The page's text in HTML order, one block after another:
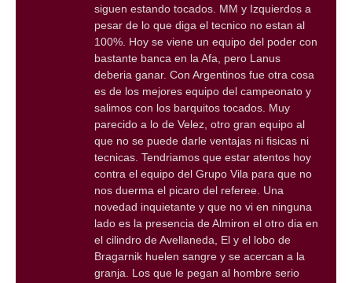
siguen estando tocados. MM y Izquierdos a
pesar de lo que diga el tecnico no estan al
100%. Hoy se viene un equipo del poder con
bastante banca en la Afa, pero Lanus
deberia ganar. Con Argentinos fue otra cosa
es de los mejores equipo del campeonato y
salimos con los barquitos tocados. Muy
parecido a lo de Velez, otro gran equipo al
que no se puede darle ventajas ni fisicas ni
tecnicas. Tendriamos que estar atentos hoy
contra el equipo del Grupo Vila para que no
nos duerma el picaro del referee. Una
novedad inquietante y que no vi en ninguna
lado es la presencia de Almiron el otro dia en
el cilindro de Avellaneda, El y el lobo de
Bragarnik huelen sangre y se acercan a la
granja. Los que le pegan al hombre serio